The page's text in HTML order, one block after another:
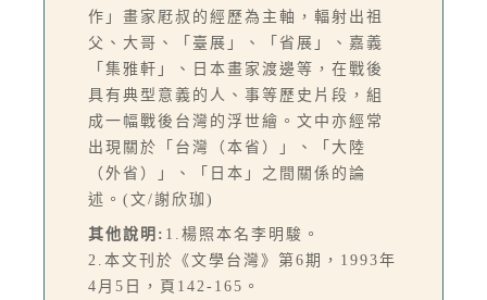
作」畫家屘叔的經歷為主軸，輻射出祖
父、大哥、「臺展」、「省展」、嘉義
「集雅軒」、日本畫家渡邊等，在戰後
具有典型意義的人、事等歷史片段，組
成一幅戰後台灣的浮世繪。文中亦經常
出現關於「台灣（本省）」、「大陸
（外省）」、「日本」之間關係的論
述。(文/謝欣珈)
其他說明: 1.楊照本名李明駿。
2.本文刊於《文學台灣》第6期，1993年
4月5日，頁142-165。